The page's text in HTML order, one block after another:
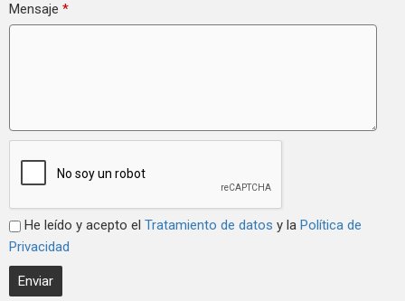
Mensaje *
He leído y acepto el Tratamiento de datos y la Política de
Privacidad